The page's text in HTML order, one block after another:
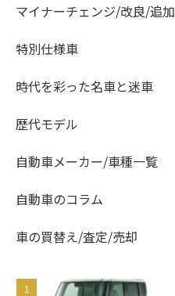
マイナーチェンジ/改良/追加
特別仕様車
時代を彩った名車と迷車
歴代モデル
自動車メーカー/車種一覧
自動車のコラム
車の買替え/査定/売却